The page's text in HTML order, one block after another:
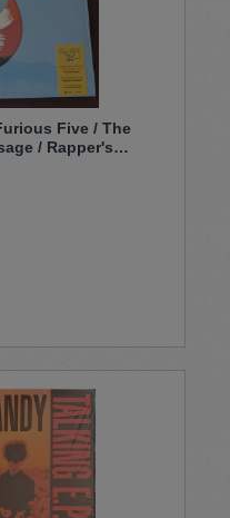
Five / The
/ Rapper's